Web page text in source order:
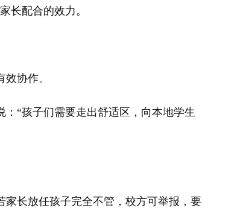
长配合的效力。
协作。
“孩子们需要走出舒适区，向本地学生
长放任孩子完全不管，校方可举报，要